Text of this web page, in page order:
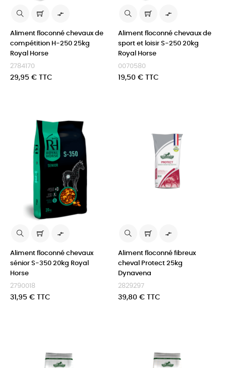

Aliment floconné chevaux de
compétition H-250 25kg
Royal Horse
2784170
Prix
29,95 € TTC

Aliment floconné chevaux de
sport et loisir S-250 20kg
Royal Horse
0070580
Prix
19,50 € TTC

Aliment floconné chevaux
sénior S-350 20kg Royal
Horse
2790018
Prix
31,95 € TTC

Aliment floconné fibreux
cheval Protect 25kg
Dynavena
2829297
Prix
39,80 € TTC